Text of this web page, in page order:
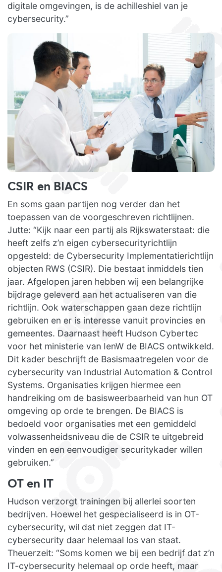
digitale omgevingen, is de achilleshiel van je
cybersecurity.”
CSIR en BIACS
En soms gaan partijen nog verder dan het
toepassen van de voorgeschreven richtlijnen.
Jutte: “Kijk naar een partij als Rijkswaterstaat: die
heeft zelfs z’n eigen cybersecurityrichtlijn
opgesteld: de Cybersecurity Implementatierichtlijn
objecten RWS (CSIR). Die bestaat inmiddels tien
jaar. Afgelopen jaren hebben wij een belangrijke
bijdrage geleverd aan het actualiseren van die
richtlijn. Ook waterschappen gaan deze richtlijn
gebruiken en er is interesse vanuit provincies en
gemeentes. Daarnaast heeft Hudson Cybertec
voor het ministerie van IenW de BIACS ontwikkeld.
Dit kader beschrijft de Basismaatregelen voor de
cybersecurity van Industrial Automation & Control
Systems. Organisaties krijgen hiermee een
handreiking om de basisweerbaarheid van hun OT
omgeving op orde te brengen. De BIACS is
bedoeld voor organisaties met een gemiddeld
volwassenheidsniveau die de CSIR te uitgebreid
vinden en een eenvoudiger securitykader willen
gebruiken.”
OT en IT
Hudson verzorgt trainingen bij allerlei soorten
bedrijven. Hoewel het gespecialiseerd is in OT-
cybersecurity, wil dat niet zeggen dat IT-
cybersecurity daar helemaal los van staat.
Theuerzeit: “Soms komen we bij een bedrijf dat z’n
IT-cybersecurity helemaal op orde heeft, maar